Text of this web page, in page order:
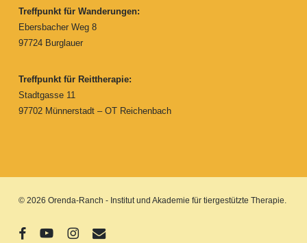
Treffpunkt für Wanderungen:
Ebersbacher Weg 8
97724 Burglauer
Treffpunkt für Reittherapie:
Stadtgasse 11
97702 Münnerstadt – OT Reichenbach
© 2026 Orenda-Ranch - Institut und Akademie für tiergestützte Therapie.
facebookyoutubeinstagram
email